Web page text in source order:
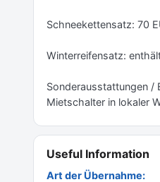
Schneekettensatz: 70
Winterreifensatz:
Sonderausstattungen /
Mietschalter in lokaler
Useful Information
Art der Übernahme: